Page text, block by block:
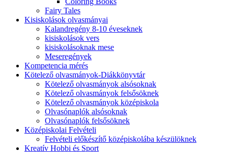
Fairy Tales
Kisiskolások olvasmányai
Kalandregény 8-10 éveseknek
kisiskolások vers
kisiskolásoknak mese
Meseregények
Kompetencia mérés
Kötelező olvasmányok-Diákkönyvtár
Kötelező olvasmányok alsósoknak
Kötelező olvasmányok felsősöknek
Kötelező olvasmányok középiskola
Olvasónaplók alsósoknak
Olvasónaplók felsősöknek
Középiskolai Felvételi
Felvételi előkészítő középiskolába készülöknek
Kreatív Hobbi és Sport